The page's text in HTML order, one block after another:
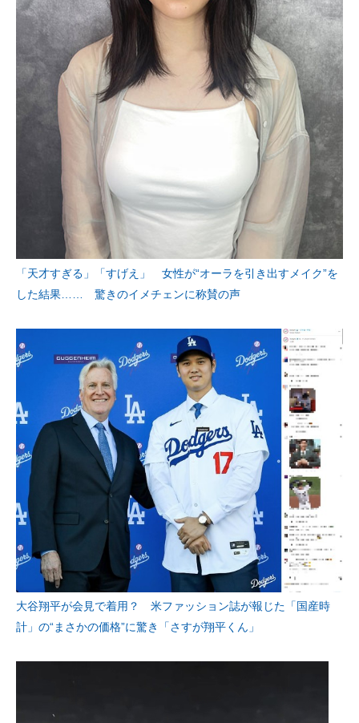
「天才すぎる」「すげえ」 女性が“オーラを引き出すメイク”を
した結果…… 驚きのイメチェンに称賛の声
大谷翔平が会見で着用？ 米ファッション誌が報じた「国産時
計」の“まさかの価格”に驚き「さすが翔平くん」